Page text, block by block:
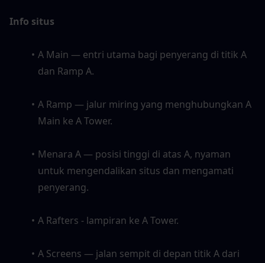
Info situs
A Main — entri utama bagi penyerang di titik A
dan Ramp A.
A Ramp — jalur miring yang menghubungkan A
Main ke A Tower.
Menara A — posisi tinggi di atas A, nyaman
untuk mengendalikan situs dan mengamati
penyerang.
A Rafters - lampiran ke A Tower.
A Screens — jalan sempit di depan titik A dari